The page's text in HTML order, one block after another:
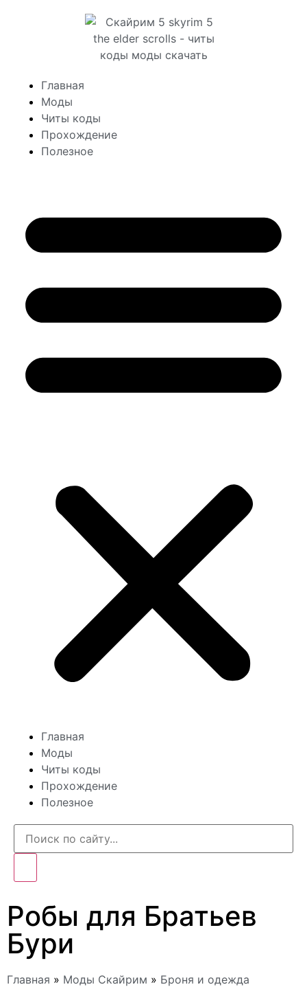
Главная
Моды
Читы коды
Прохождение
Полезное
Главная
Моды
Читы коды
Прохождение
Полезное
Робы для Братьев
Бури
Главная » Моды Скайрим » Броня и одежда